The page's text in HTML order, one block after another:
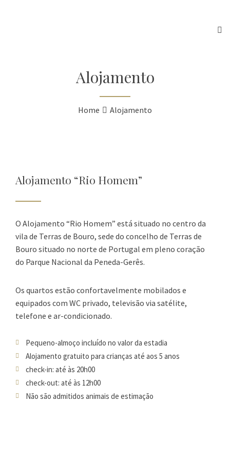
Alojamento
Home Alojamento
Alojamento “Rio Homem”
O Alojamento “Rio Homem” está situado no centro da
vila de Terras de Bouro, sede do concelho de Terras de
Bouro situado no norte de Portugal em pleno coração
do Parque Nacional da Peneda-Gerês.
Os quartos estão confortavelmente mobilados e
equipados com WC privado, televisão via satélite,
telefone e ar-condicionado.
Pequeno-almoço incluído no valor da estadia
Alojamento gratuito para crianças até aos 5 anos
check-in: até às 20h00
check-out: até às 12h00
Não são admitidos animais de estimação